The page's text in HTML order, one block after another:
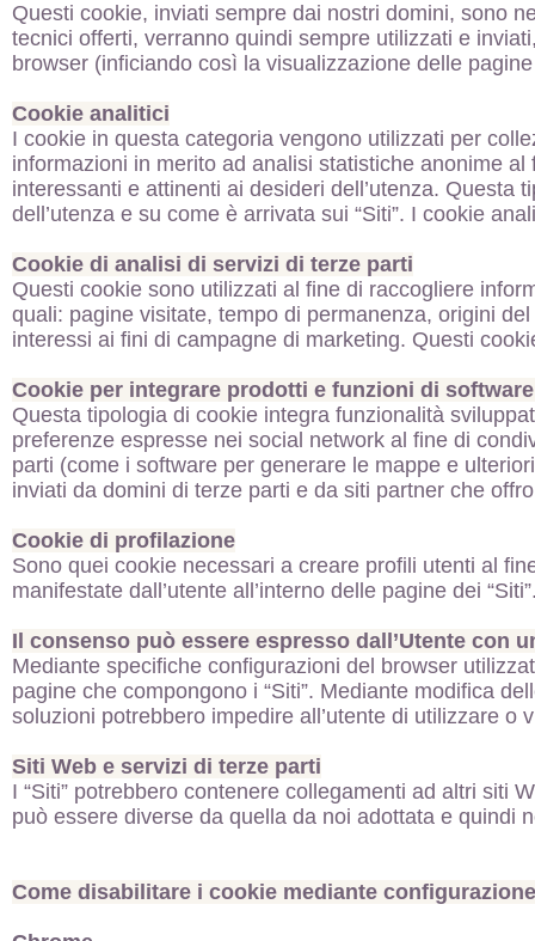
Questi cookie, inviati sempre dai nostri domini, sono
tecnici offerti, verranno quindi sempre utilizzati e
browser (inficiando così la visualizzazione delle
Cookie analitici
I cookie in questa categoria vengono utilizzati per
informazioni in merito ad analisi statistiche anonime al
interessanti e attinenti ai desideri dell’utenza. Questa
dell’utenza e su come è arrivata sui “Siti”. I cookie
Cookie di analisi di servizi di terze parti
Questi cookie sono utilizzati al fine di raccogliere
quali: pagine visitate, tempo di permanenza, origini
interessi ai fini di campagne di marketing. Questi
Cookie per integrare prodotti e funzioni di
Questa tipologia di cookie integra funzionalità
preferenze espresse nei social network al fine di
parti (come i software per generare le mappe e
inviati da domini di terze parti e da siti partner che
Cookie di profilazione
Sono quei cookie necessari a creare profili utenti al
manifestate dall’utente all’interno delle pagine dei
Il consenso può essere espresso dall’Utente con
Mediante specifiche configurazioni del browser
pagine che compongono i “Siti”. Mediante modifica
soluzioni potrebbero impedire all’utente di utilizzare o
Siti Web e servizi di terze parti
I “Siti” potrebbero contenere collegamenti ad altri siti
può essere diverse da quella da noi adottata e quindi
Come disabilitare i cookie mediante